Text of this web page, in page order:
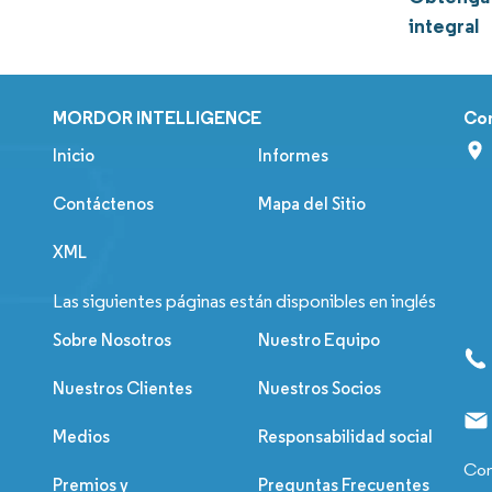
integral
MORDOR INTELLIGENCE
Inicio Informes
Contáctenos Mapa del Sitio
XML
Las siguientes páginas están disponibles en inglés
Sobre Nosotros Nuestro Equipo
Nuestros Clientes Nuestros Socios
Medios Responsabilidad social
Premios y Preguntas Frecuentes